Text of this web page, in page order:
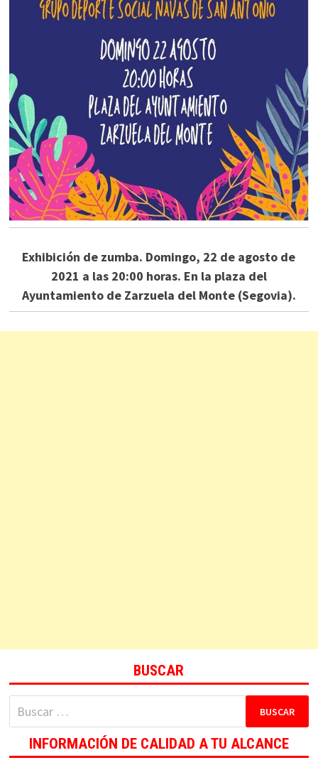
Exhibición de zumba. Domingo, 22 de agosto de
2021 a las 20:00 horas. En la plaza del
Ayuntamiento de Zarzuela del Monte (Segovia).
BUSCAR
Buscar:
INFORMACIÓN DE CALIDAD A TU ALCANCE